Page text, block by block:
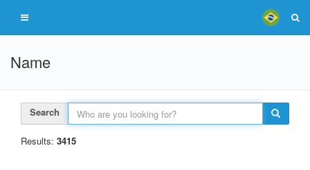
Name
Search
Results: 3415